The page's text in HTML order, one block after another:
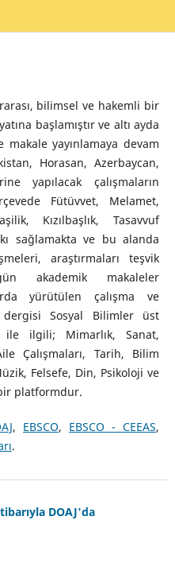
bilimsel ve hakemli bir
başlamıştır ve altı ayda
makale yayınlamaya devam
Horasan, Azerbaycan,
yapılacak çalışmaların
Fütüvvet, Melamet,
Kızılbaşlık, Tasavvuf
sağlamakta ve bu alanda
araştırmaları teşvik
akademik makaleler
yürütülen çalışma ve
dergisi Sosyal Bilimler üst
ile ilgili; Mimarlık, Sanat,
Çalışmaları, Tarih, Bilim
Felsefe, Din, Psikoloji ve
platformdur.
, EBSCO, EBSCO - CEEAS,
.
DOAJ'da